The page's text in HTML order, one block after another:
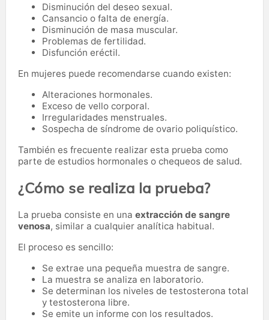
Disminución del deseo sexual.
Cansancio o falta de energía.
Disminución de masa muscular.
Problemas de fertilidad.
Disfunción eréctil.
En mujeres puede recomendarse cuando existen:
Alteraciones hormonales.
Exceso de vello corporal.
Irregularidades menstruales.
Sospecha de síndrome de ovario poliquístico.
También es frecuente realizar esta prueba como
parte de estudios hormonales o chequeos de salud.
¿Cómo se realiza la prueba?
La prueba consiste en una extracción de sangre
venosa, similar a cualquier analítica habitual.
El proceso es sencillo:
Se extrae una pequeña muestra de sangre.
La muestra se analiza en laboratorio.
Se determinan los niveles de testosterona total
y testosterona libre.
Se emite un informe con los resultados.